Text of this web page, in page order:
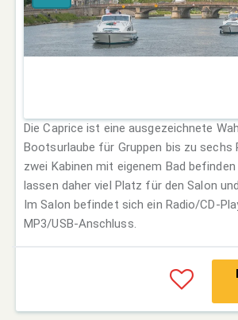
Die Caprice ist eine ausgezeichnete
Bootsurlaube für Gruppen bis zu sechs
zwei Kabinen mit eigenem Bad
lassen daher viel Platz für den Salon
Im Salon befindet sich ein Radio/CD-
MP3/USB-Anschluss.